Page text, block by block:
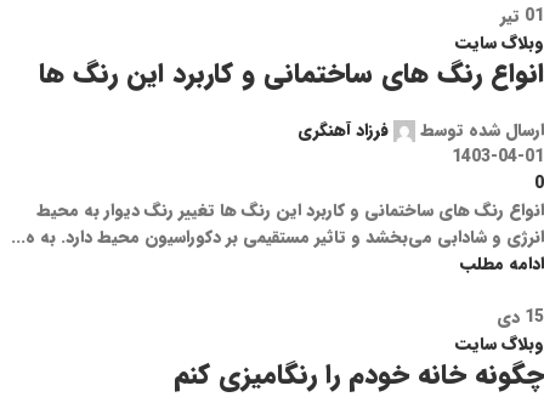
01 تیر
وبلاگ سایت
انواع رنگ های ساختمانی و کاربرد این رنگ ها
ارسال شده توسط
فرزاد آهنگری
1403-04-01
0
انواع رنگ های ساختمانی و کاربرد این رنگ ها تغییر رنگ دیوار به محیط
انرژی و شادابی می‌بخشد و تاثیر مستقیمی بر دکوراسیون محیط دارد. به ه...
ادامه مطلب
15 دی
وبلاگ سایت
چگونه خانه خودم را رنگامیزی کنم